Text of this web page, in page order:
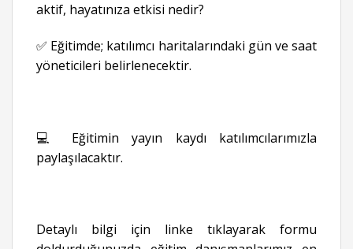
aktif, hayatınıza etkisi nedir?
✅ Eğitimde; katılımcı haritalarındaki gün ve saat
yöneticileri belirlenecektir.
💻 Eğitimin yayın kaydı katılımcılarımızla
paylaşılacaktır.
Detaylı bilgi için linke tıklayarak formu